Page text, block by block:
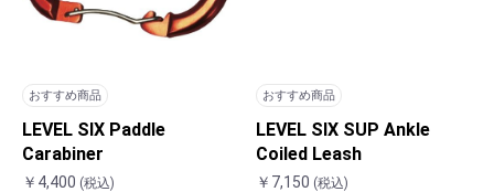
おすすめ商品
LEVEL SIX Paddle
Carabiner
￥4,400 (税込)
おすすめ商品
LEVEL SIX SUP Ankle
Coiled Leash
￥7,150 (税込)